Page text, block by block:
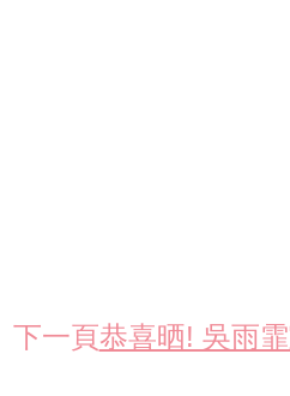
下一頁恭喜晒! 吳雨